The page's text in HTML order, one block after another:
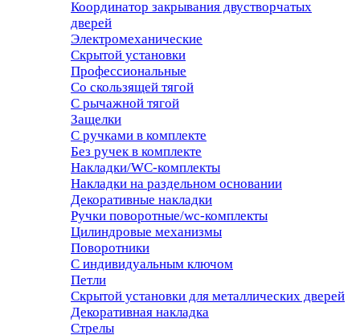
Координатор закрывания двустворчатых
дверей
Электромеханические
Скрытой установки
Профессиональные
Со скользящей тягой
С рычажной тягой
Защелки
С ручками в комплекте
Без ручек в комплекте
Накладки/WC-комплекты
Накладки на раздельном основании
Декоративные накладки
Ручки поворотные/wc-комплекты
Цилиндровые механизмы
Поворотники
С индивидуальным ключом
Петли
Скрытой установки для металлических дверей
Декоративная накладка
Стрелы